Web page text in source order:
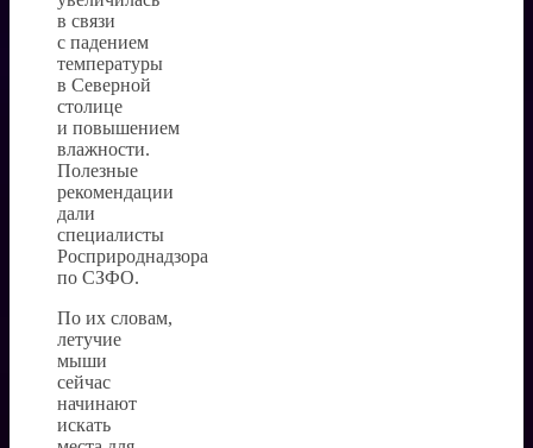
в связи
с падением
температуры
в Северной
столице
и повышением
влажности.
Полезные
рекомендации
дали
специалисты
Росприроднадзора
по СЗФО.
По их словам,
летучие
мыши
сейчас
начинают
искать